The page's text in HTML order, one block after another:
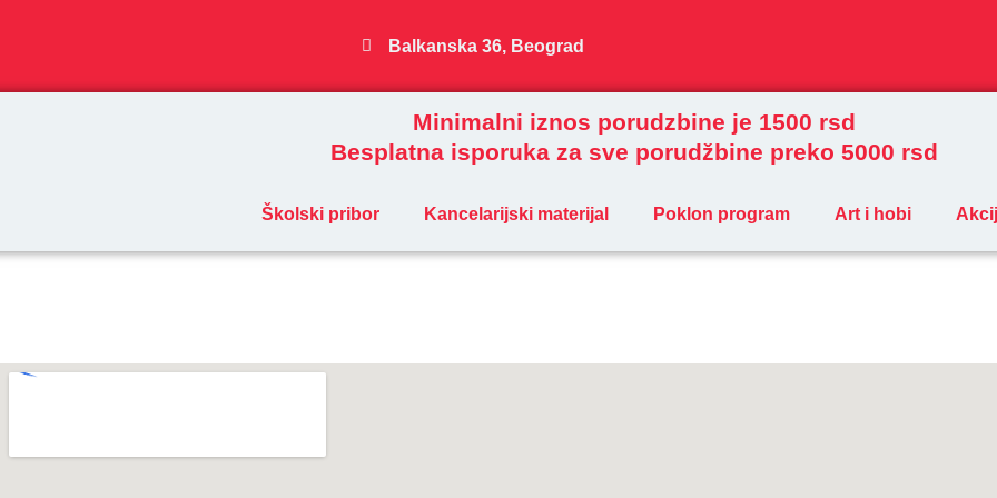
Balkanska 36, Beograd
Minimalni iznos porudzbine je 1500 rsd
Besplatna isporuka za sve porudžbine preko 5000 rsd
Školski pribor Kancelarijski materijal Poklon program Art i hobi